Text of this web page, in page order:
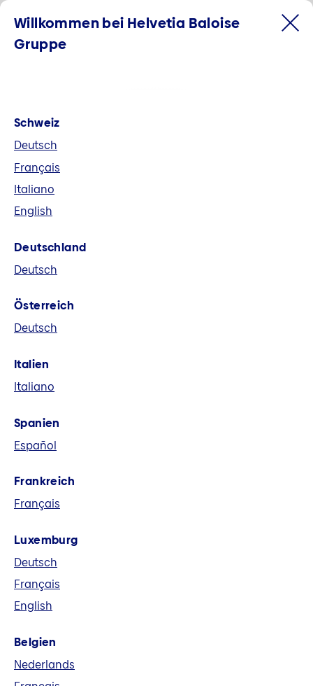
Willkommen bei der Helvetia
Baloise Gruppe
Allbranchenversicherer der Schweiz und
eine führende europäische
Märkten und global Versicherungs-,
Vorsorge- und Finanzlösungen an.
Fusion Helvetia und Baloise
Willkommen bei Helvetia Baloise
Gruppe
Schweiz
Deutsch
Français
Italiano
English
Deutschland
Deutsch
Österreich
Deutsch
Italien
Italiano
Spanien
Español
Frankreich
Français
Luxemburg
Deutsch
Français
English
Belgien
Nederlands